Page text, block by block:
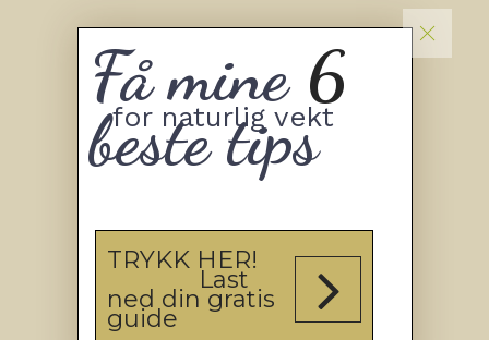
for naturlig vekt
Få mine 6
beste tips
TRYKK HER!
Last
ned din gratis
guide